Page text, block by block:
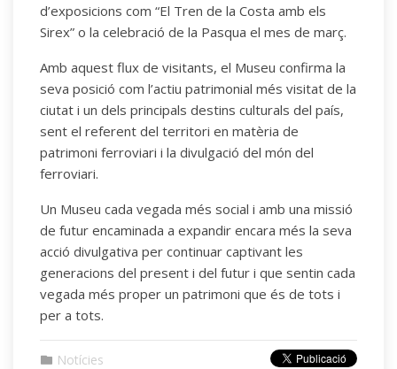
d’exposicions com “El Tren de la Costa amb els
Sirex” o la celebració de la Pasqua el mes de març.
Amb aquest flux de visitants, el Museu confirma la
seva posició com l’actiu patrimonial més visitat de la
ciutat i un dels principals destins culturals del país,
sent el referent del territori en matèria de
patrimoni ferroviari i la divulgació del món del
ferroviari.
Un Museu cada vegada més social i amb una missió
de futur encaminada a expandir encara més la seva
acció divulgativa per continuar captivant les
generacions del present i del futur i que sentin cada
vegada més proper un patrimoni que és de tots i
per a tots.
Notícies